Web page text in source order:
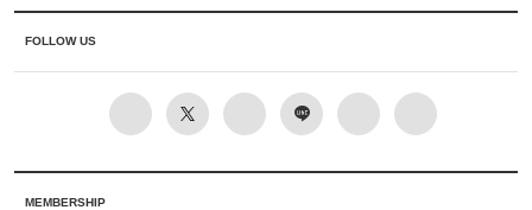
FOLLOW US
MEMBERSHIP